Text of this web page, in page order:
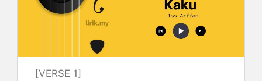
[VERSE 1]